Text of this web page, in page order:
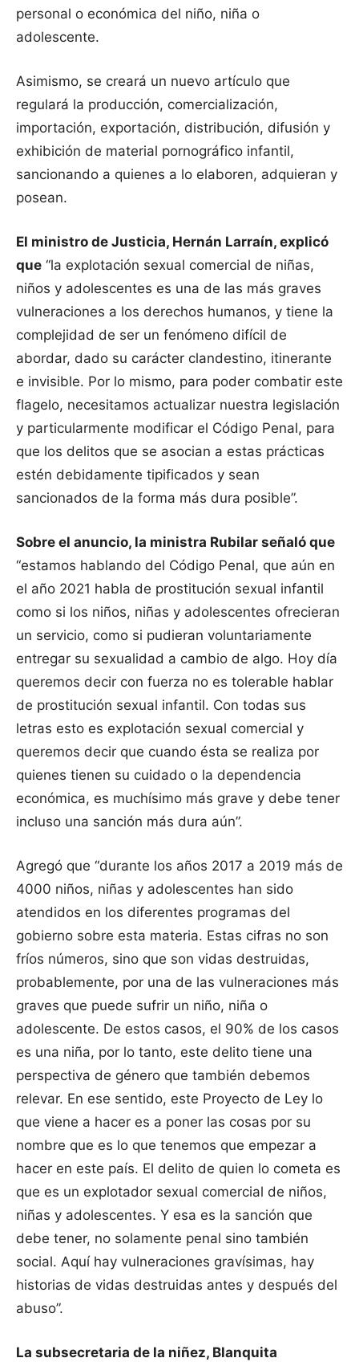
personal o económica del niño, niña o
adolescente.
Asimismo, se creará un nuevo artículo que
regulará la producción, comercialización,
importación, exportación, distribución, difusión y
exhibición de material pornográfico infantil,
sancionando a quienes a lo elaboren, adquieran y
posean.
El ministro de Justicia, Hernán Larraín, explicó
que “la explotación sexual comercial de niñas,
niños y adolescentes es una de las más graves
vulneraciones a los derechos humanos, y tiene la
complejidad de ser un fenómeno difícil de
abordar, dado su carácter clandestino, itinerante
e invisible. Por lo mismo, para poder combatir este
flagelo, necesitamos actualizar nuestra legislación
y particularmente modificar el Código Penal, para
que los delitos que se asocian a estas prácticas
estén debidamente tipificados y sean
sancionados de la forma más dura posible”.
Sobre el anuncio, la ministra Rubilar señaló que
“estamos hablando del Código Penal, que aún en
el año 2021 habla de prostitución sexual infantil
como si los niños, niñas y adolescentes ofrecieran
un servicio, como si pudieran voluntariamente
entregar su sexualidad a cambio de algo. Hoy día
queremos decir con fuerza no es tolerable hablar
de prostitución sexual infantil. Con todas sus
letras esto es explotación sexual comercial y
queremos decir que cuando ésta se realiza por
quienes tienen su cuidado o la dependencia
económica, es muchísimo más grave y debe tener
incluso una sanción más dura aún”.
Agregó que “durante los años 2017 a 2019 más de
4000 niños, niñas y adolescentes han sido
atendidos en los diferentes programas del
gobierno sobre esta materia. Estas cifras no son
fríos números, sino que son vidas destruidas,
probablemente, por una de las vulneraciones más
graves que puede sufrir un niño, niña o
adolescente. De estos casos, el 90% de los casos
es una niña, por lo tanto, este delito tiene una
perspectiva de género que también debemos
relevar. En ese sentido, este Proyecto de Ley lo
que viene a hacer es a poner las cosas por su
nombre que es lo que tenemos que empezar a
hacer en este país. El delito de quien lo cometa es
que es un explotador sexual comercial de niños,
niñas y adolescentes. Y esa es la sanción que
debe tener, no solamente penal sino también
social. Aquí hay vulneraciones gravísimas, hay
historias de vidas destruidas antes y después del
abuso”.
La subsecretaria de la niñez, Blanquita